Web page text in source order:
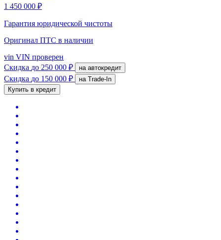
1 450 000 ₽
Гарантия юридической чистоты
Оригинал ПТС в наличии
vin VIN проверен
Скидка до 250 000 ₽ на автокредит
Скидка до 150 000 ₽
на Trade-In
Купить в кредит